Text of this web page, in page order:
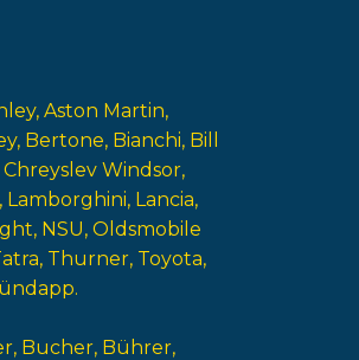
Aston Martin
Bertone Bianchi Bill
Chreyslev Windsor
Lamborghini Lancia
NSU Oldsmobile
Thurner Toyota
Bucher Bührer